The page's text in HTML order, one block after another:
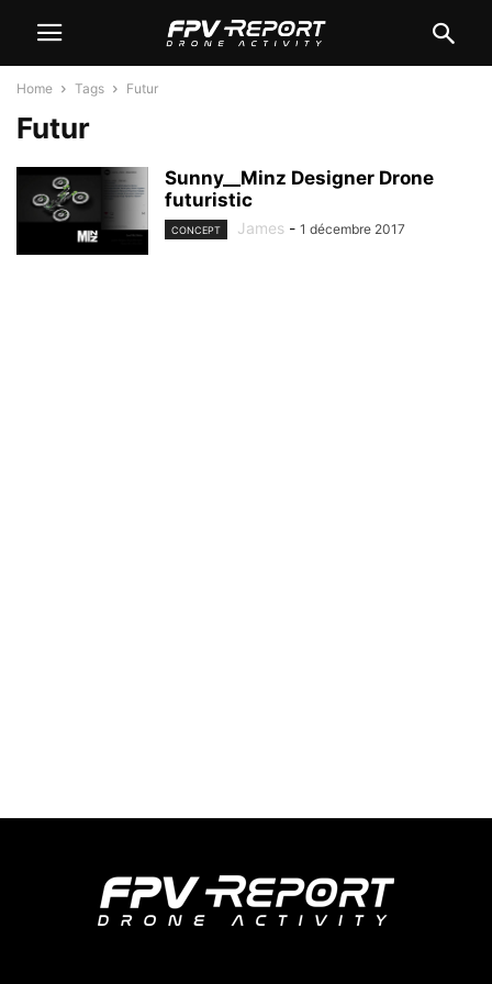
Home Tags Futur
Futur
Sunny__Minz Designer Drone
futuristic
CONCEPT James - 1 décembre 2017